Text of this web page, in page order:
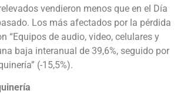
vendieron menos que en el Día
Los más afectados por la pérdida
“Equipos de audio, video, celulares y
baja interanual de 39,6%, seguido por
(-15,5%).